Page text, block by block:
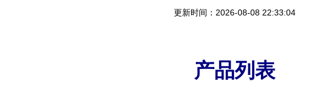
更新时间：2026-08-08 22:33:04
产品列表